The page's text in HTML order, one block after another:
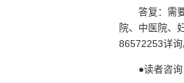
答复：需
院、中医院、
86572253详询
●读者咨